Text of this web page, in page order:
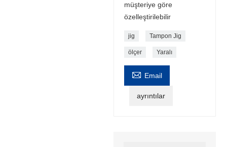
müşteriye göre
özelleştirilebilir
jig Tampon Jig
ölçer Yaralı
 Email
ayrıntılar